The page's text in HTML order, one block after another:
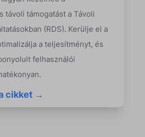
távoli támogatást a Távoli
(RDS). Kerülje el a
a teljesítményt, és
felhasználói
cikket →